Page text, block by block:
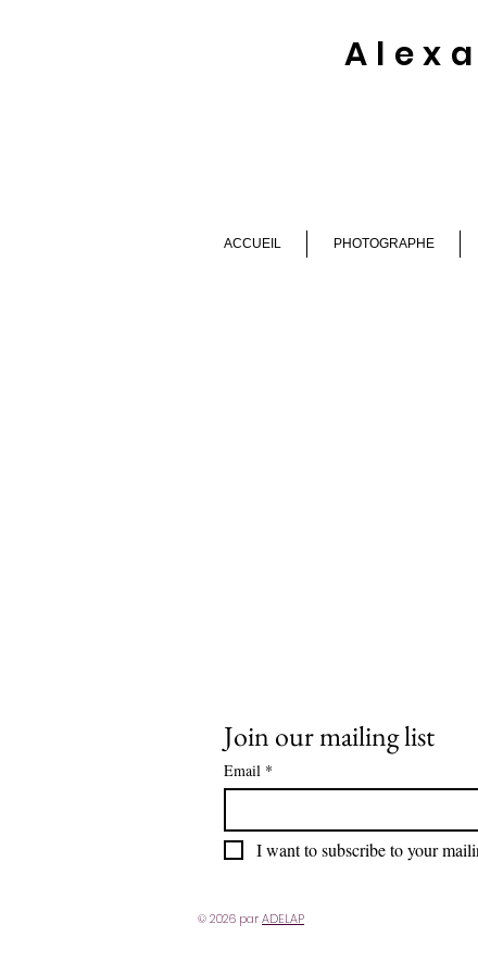
ACCUEIL PHOTOGRAPHE
Join our mailing list
Email *
I want to subscribe to your
© 2026 parADELAP